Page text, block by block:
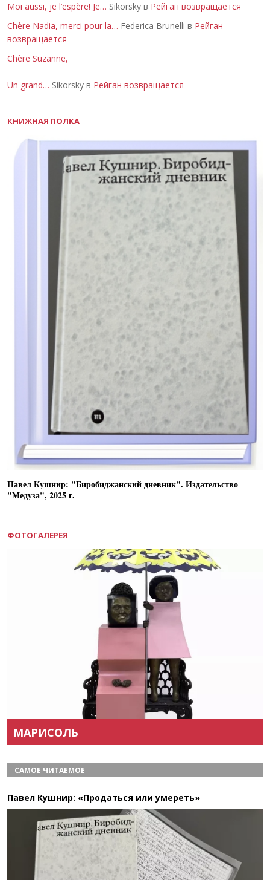
Moi aussi, je l’espère! Je… Sikorsky в Рейган возвращается
Chère Nadia, merci pour la… Federica Brunelli в Рейган
возвращается
Chère Suzanne,
Un grand… Sikorsky в Рейган возвращается
КНИЖНАЯ ПОЛКА
Павел Кушнир: "Биробиджанский дневник". Издательство
"Медуза", 2025 г.
ФОТОГАЛЕРЕЯ
МАРИСОЛЬ
САМОЕ ЧИТАЕМОЕ
Павел Кушнир: «Продаться или умереть»